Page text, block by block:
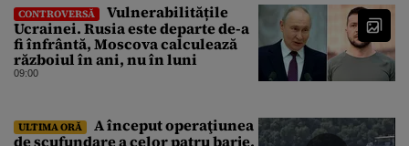
CONTROVERSĂ
Vulnerabilitățile
Ucrainei. Rusia este departe de-a
fi înfrântă, Moscova calculează
războiul în ani, nu în luni
09:00
ULTIMA ORĂ
A început operaţiunea
de scufundare a celor patru barje,